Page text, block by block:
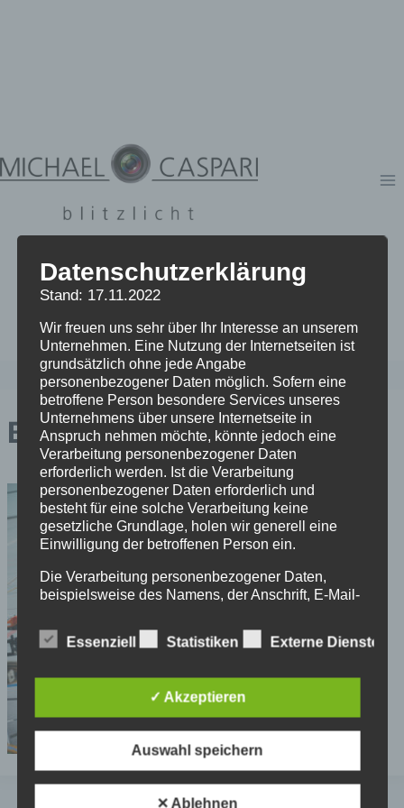
Boweteam09
Datenschutzerklärung
Stand: 17.11.2022
Wir freuen uns sehr über Ihr Interesse an unserem
Unternehmen. Eine Nutzung der Internetseiten ist
grundsätzlich ohne jede Angabe
personenbezogener Daten möglich. Sofern eine
betroffene Person besondere Services unseres
Unternehmens über unsere Internetseite in
Anspruch nehmen möchte, könnte jedoch eine
Verarbeitung personenbezogener Daten
erforderlich werden. Ist die Verarbeitung
personenbezogener Daten erforderlich und
besteht für eine solche Verarbeitung keine
gesetzliche Grundlage, holen wir generell eine
Einwilligung der betroffenen Person ein.
Die Verarbeitung personenbezogener Daten,
beispielsweise des Namens, der Anschrift, E-Mail-
Person, erfolgt stets im Einklang mit der
Datenschutz-Grundverordnung und in
Mittels dieser Datenschutzerklärung möchte unser
Unternehmen die Öffentlichkeit über Art, Umfang
verarbeiteten personenbezogenen Daten
informieren. Ferner werden betroffene Personen
Essenziell Statistiken Externe Dienste
✓ Akzeptieren
Auswahl speichern
✕ Ablehnen